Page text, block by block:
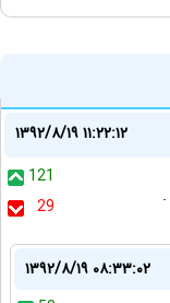
۱۳۹۲/۸/۱۹ ۱۱:۲۲:۱۲
121
29
۱۳۹۲/۸/۱۹ ۰۸:۳۳:۰۲